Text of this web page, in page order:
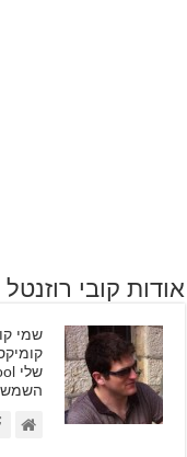
אודות קובי רוזנטל
השמש